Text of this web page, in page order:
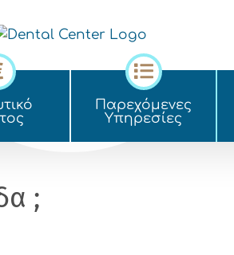
Παρεχόμενες
Yπηρεσίες
;